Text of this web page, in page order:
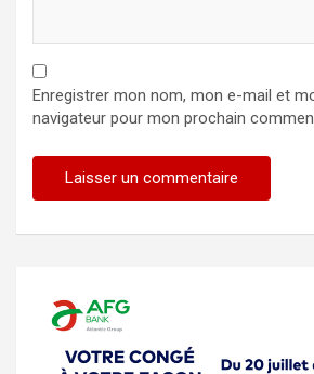
Enregistrer mon nom, mon e-mail et
navigateur pour mon prochain